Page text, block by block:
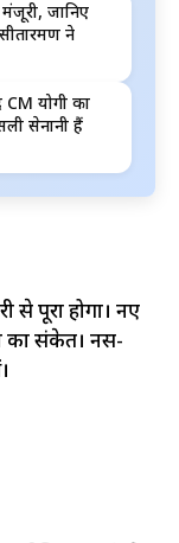
जानिए
सीतारमण ने
योगी का
सेनानी हैं
से पूरा होगा। नए
संकेत। नस-